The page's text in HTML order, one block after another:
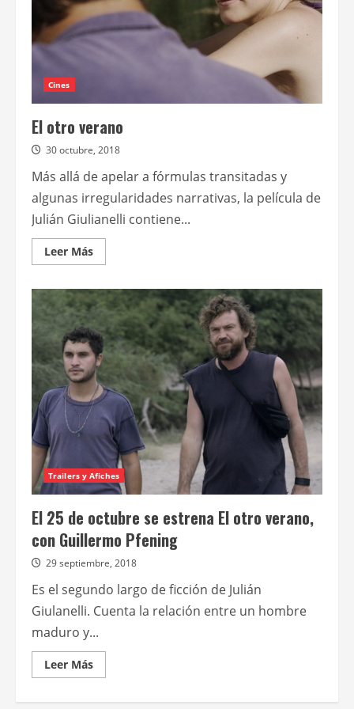
Cines
El otro verano
30 octubre, 2018
Más allá de apelar a fórmulas transitadas y
algunas irregularidades narrativas, la película de
Julián Giulianelli contiene...
Leer MásLeer
más
El
otro
verano
Trailers y Afiches
El 25 de octubre se estrena El otro verano,
con Guillermo Pfening
29 septiembre, 2018
Es el segundo largo de ficción de Julián
Giulanelli. Cuenta la relación entre un hombre
maduro y...
Leer MásLeer
más